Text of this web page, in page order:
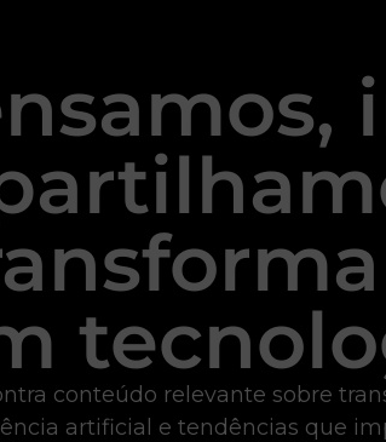
conteúdo relevante sobre
artificial e tendências que